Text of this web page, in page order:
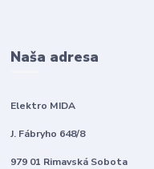
Naša adresa
Elektro MIDA
J. Fábryho 648/8
979 01 Rimavská Sobota